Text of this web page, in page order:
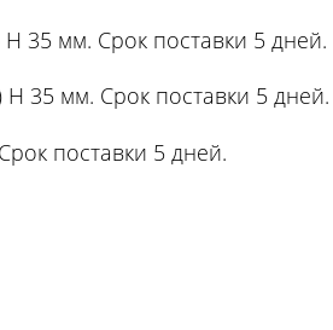
35 мм. Срок поставки 5 дней.
35 мм. Срок поставки 5 дней.
поставки 5 дней.